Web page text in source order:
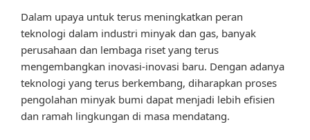
Dalam upaya untuk terus meningkatkan peran
teknologi dalam industri minyak dan gas, banyak
perusahaan dan lembaga riset yang terus
mengembangkan inovasi-inovasi baru. Dengan adanya
teknologi yang terus berkembang, diharapkan proses
pengolahan minyak bumi dapat menjadi lebih efisien
dan ramah lingkungan di masa mendatang.